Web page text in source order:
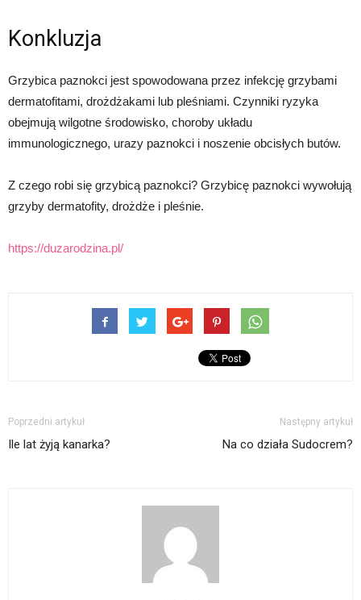
Konkluzja
Grzybica paznokci jest spowodowana przez infekcję grzybami
dermatofitami, drożdżakami lub pleśniami. Czynniki ryzyka
obejmują wilgotne środowisko, choroby układu
immunologicznego, urazy paznokci i noszenie obcisłych butów.
Z czego robi się grzybicą paznokci? Grzybicę paznokci wywołują
grzyby dermatofity, drożdże i pleśnie.
https://duzarodzina.pl/
Poprzedni artykuł
Ile lat żyją kanarka?
Następny artykuł
Na co działa Sudocrem?